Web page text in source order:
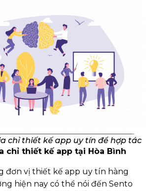
chỉ thiết kế app uy tín để hợp tác
chỉ thiết kế app tại Hòa Bình
đơn vị thiết kế app uy tín hàng
hiện nay có thể nói đến Sento